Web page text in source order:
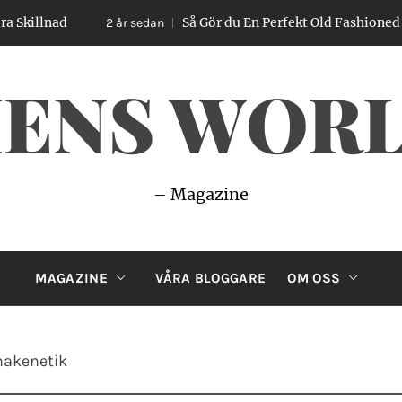
2 år sedan Så Gör du En Perfekt Old Fashioned – Enkel
– Magazine
MAGAZINE VÅRA BLOGGARE OM OSS